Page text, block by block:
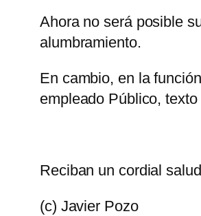
Ahora no será posible
alumbramiento.
En cambio, en la
empleado Público,
Reciban un cordial
(c) Javier Pozo